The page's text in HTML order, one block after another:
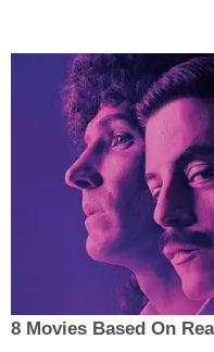
8 Movies Based On